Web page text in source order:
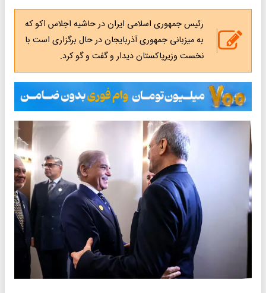
رئیس جمهوری اسلامی ایران در حاشیه اجلاس اکو که
به میزبانی جمهوری آذربایجان در حال برگزاری است با
نخست وزیرپاکستان دیدار و گفت و گو کرد.